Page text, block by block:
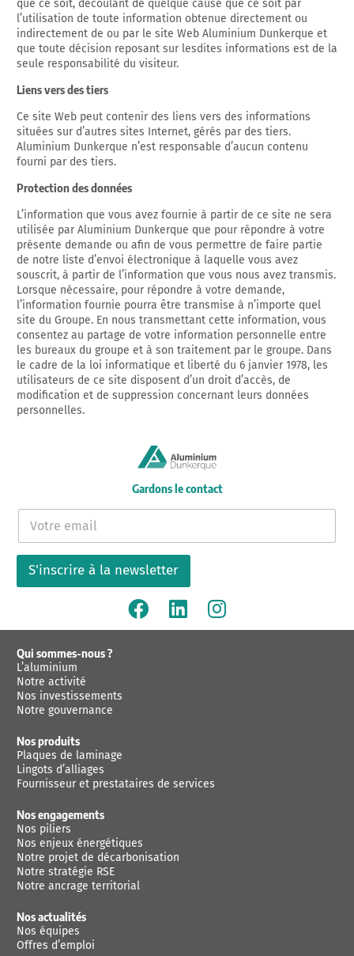
que ce soit, découlant de quelque cause que ce soit par
l’utilisation de toute information obtenue directement ou
indirectement de ou par le site Web Aluminium Dunkerque et
que toute décision reposant sur lesdites informations est de la
seule responsabilité du visiteur.
Liens vers des tiers
Ce site Web peut contenir des liens vers des informations
situées sur d’autres sites Internet, gérés par des tiers.
Aluminium Dunkerque n’est responsable d’aucun contenu
fourni par des tiers.
Protection des données
L’information que vous avez fournie à partir de ce site ne sera
utilisée par Aluminium Dunkerque que pour répondre à votre
présente demande ou afin de vous permettre de faire partie
de notre liste d’envoi électronique à laquelle vous avez
souscrit, à partir de l’information que vous nous avez transmis.
Lorsque nécessaire, pour répondre à votre demande,
l’information fournie pourra être transmise à n’importe quel
site du Groupe. En nous transmettant cette information, vous
consentez au partage de votre information personnelle entre
les bureaux du groupe et à son traitement par le groupe. Dans
le cadre de la loi informatique et liberté du 6 janvier 1978, les
utilisateurs de ce site disposent d’un droit d’accès, de
modification et de suppression concernant leurs données
personnelles.
Gardons le contact
E
m
a
l
S'inscrire à la newsletter
Qui sommes-nous ?
L’aluminium
Notre activité
Nos investissements
Notre gouvernance
Nos produits
Plaques de laminage
Lingots d’alliages
Fournisseur et prestataires de services
Nos engagements
Nos piliers
Nos enjeux énergétiques
Notre projet de décarbonisation
Notre stratégie RSE
Notre ancrage territorial
Nos actualités
Nos équipes
Offres d’emploi